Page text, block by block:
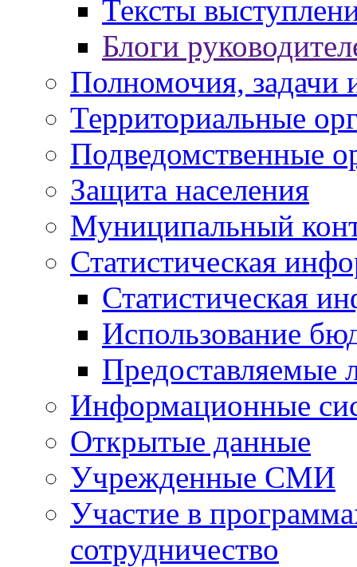
Тексты
Блоги
Полномочия, задачи
Территориальные
Подведомственные
Защита населения
Муниципальный
Статистическая
Статистическая
Использование
Предоставляемые
Информационные
Открытые данные
Учрежденные СМИ
Участие в
сотрудничество